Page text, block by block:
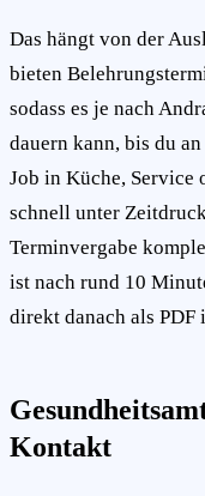
Das hängt von der
bieten
sodass es je nach
dauern kann, bis du
Job in Küche, Service
schnell unter
Terminvergabe
ist nach rund 10
direkt danach als PDF
Kontakt